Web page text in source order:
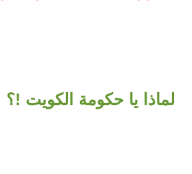
لماذا يا حكومة الكويت !؟